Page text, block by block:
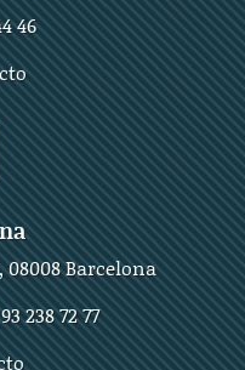
46
08008 Barcelona
238 72 77